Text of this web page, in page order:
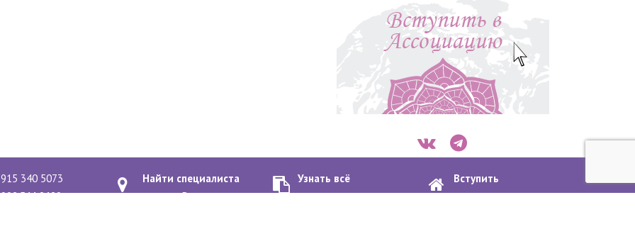
340 5073
544 3420
Найти специалиста
рядом с Вами
Узнать всё
о капсулировании
Вступить
в ассоциацию